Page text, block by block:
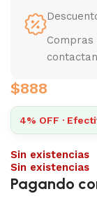
$888
4% OFF ·
Sin existencias
Sin existencias
Pagando